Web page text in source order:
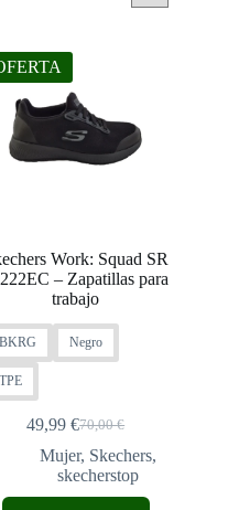
Work: Squad SR
– Zapatillas para
trabajo
BKRG Negro
TPE
70,00€
El
precio
original
era:
49,99€El
precio
actual
es:
Mujer, Skechers,
skecherstop